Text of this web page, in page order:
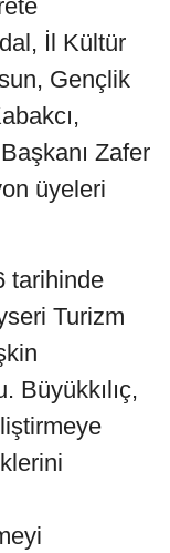
İl Kültür
Gençlik
Zafer
üyeleri
tarihinde
Turizm
Büyükkılıç,